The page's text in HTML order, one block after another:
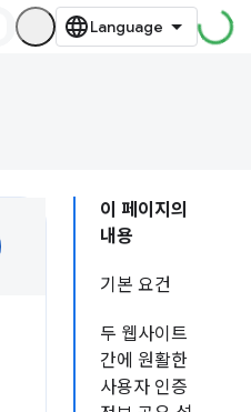
이 페이지의
내용
기본 요건
두 웹사이트
간에 원활한
사용자 인증